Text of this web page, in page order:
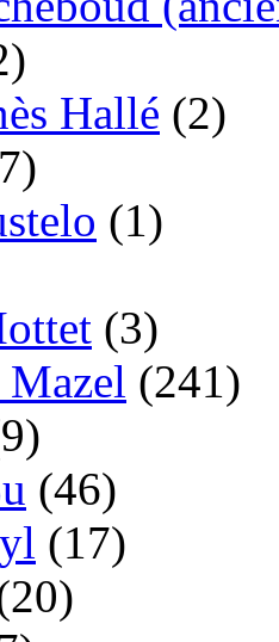
Hallé (2)
(1)
(3)
(241)
(46)
(17)